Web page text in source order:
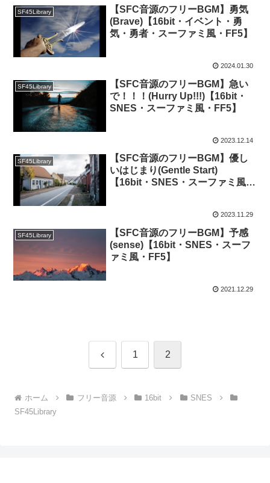
SF45Library
【SFC音源のフリーBGM】勇気
(Brave)【16bit・イベント・勇
気・勇者・スーファミ風・FF5】
2024.01.30
SF45Library
【SFC音源のフリーBGM】急い
で！！！(Hurry Up!!!)【16bit・
SNES・スーファミ風・FF5】
2023.12.14
SF45Library
【SFC音源のフリーBGM】優し
いはじまり(Gentle Start)
【16bit・SNES・スーファミ風・
2023.11.29
SF45Library
【SFC音源のフリーBGM】予感
(sense)【16bit・SNES・スーフ
ァミ風・FF5】
2021.12.29
前 1 2
ホーム フリー音源 16bit
SNES
SF45Library